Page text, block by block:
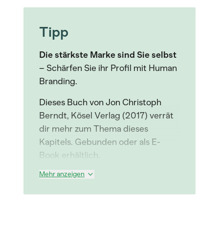
Tipp
Die stärkste Marke sind Sie selbst
– Schärfen Sie ihr Profil mit Human
Branding.
Dieses Buch von Jon Christoph
Berndt, Kösel Verlag (2017) verrät
dir mehr zum Thema dieses
Kapitels. Gebunden oder als E-
Book erhältlich.
Mehr anzeigen